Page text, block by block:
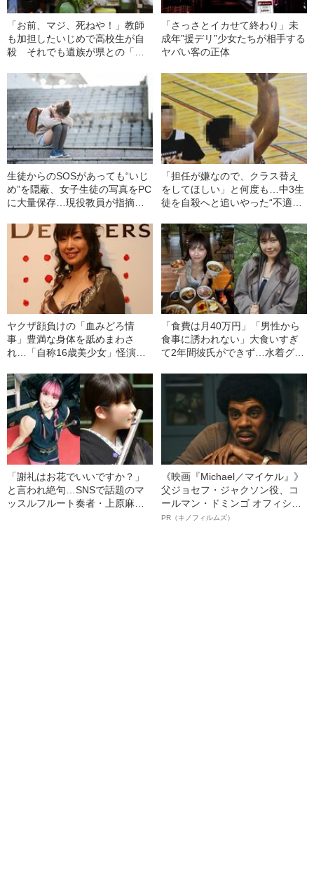
「お前、マジ、死ねや！」教師
も加担したいじめで高校生が自
殺 それでも遺族が県との「調
「さっさとイカせて終わり」未
成年”援デリ”少女たちが相手する
ヤバい客の正体
生徒からのSOSがあっても“いじ
め”を隠蔽、女子生徒の写真をPC
に大量保存…現役教員が指摘す
ない“納得の理由”
「担任が嫌なので、クラス替え
をしてほしい」と何度も…中3生
徒を自殺へと追いやった“不適切
ヤクザ顔負けの「血みどろ情
事」豊満な身体を舐めまわさ
れ…「自称16歳美少女」怪演
ぎる“熟れ方”
「食費は月40万円」「男性から
食事に誘われない」大食いすぎ
て2年間彼氏ができず…水着グラ
女子（24）が語る、驚愕の食生
「謝礼はお花でいいですか？」
と言われ絶句…SNSで話題のマ
ッスルフルート奏者・上原麻衣
《映画『Michael／マイケル』》
父ジョセフ・ジャクソン役、コ
ールマン・ドミンゴ オフィシャ
ルインタビュー“観客を魅了した
PR（キノフィルムズ）